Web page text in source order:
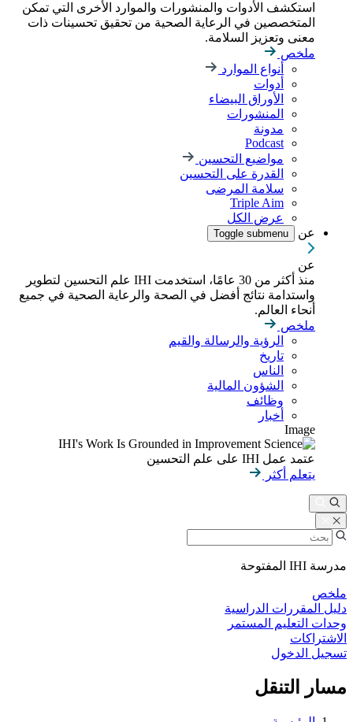
استكشف الأدوات والمنشورات والموارد الأخرى التي تمكن
المتخصصين في الرعاية الصحية من تحقيق تحسينات ذات
معنى وتعزيز السلامة.
ملخص
أنواع الموارد
أدوات
الأوراق البيضاء
المنشورات
مدونة
Podcast
مواضيع التحسين
القدرة على التحسين
سلامة المرضى
Triple Aim
عرض الكل
عن
Toggle submenu
عن
منذ أكثر من 30 عامًا، استخدمت IHI علم التحسين لتطوير
واستدامة نتائج أفضل في الصحة والرعاية الصحية في جميع
أنحاء العالم.
ملخص
الرؤية والرسالة والقيم
تاريخ
الناس
الشؤون المالية
وظائف
أخبار
Image
عتمد عمل IHI على علم التحسين
يتعلم أكثر
مدرسة IHI المفتوحة
ملخص
دليل المقررات الدراسية
وحدات التعليم المستمر
الاشتراكات
تسجيل الدخول
مسار التنقل